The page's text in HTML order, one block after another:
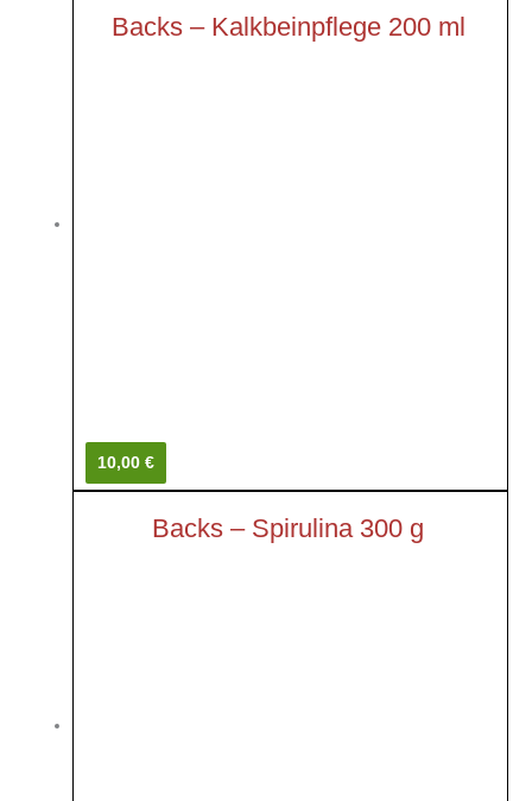
Backs – Kalkbeinpflege 200 ml
10,00 €
Backs – Spirulina 300 g